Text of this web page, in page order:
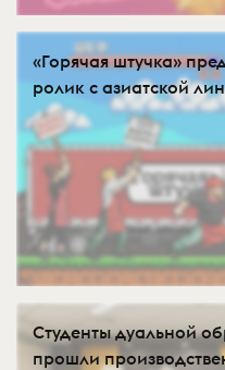
«Горячая штучка»
ролик с азиатской
Студенты дуальной
прошли